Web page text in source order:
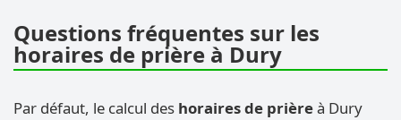
Questions fréquentes sur les
horaires de prière à Dury
Par défaut, le calcul des horaires de prièreà Dury